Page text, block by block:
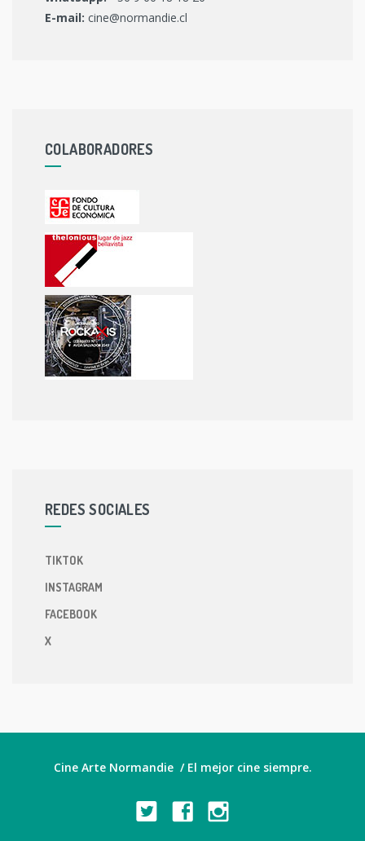
E-mail: cine@normandie.cl
COLABORADORES
REDES SOCIALES
TIKTOK
INSTAGRAM
FACEBOOK
X
Cine Arte Normandie / El mejor cine siempre.